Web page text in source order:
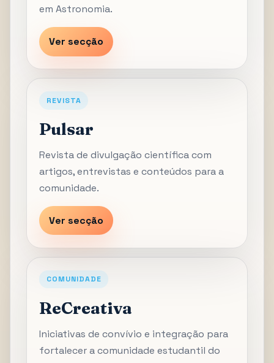
em Astronomia.
Ver secção
REVISTA
Pulsar
Revista de divulgação científica com
artigos, entrevistas e conteúdos para a
comunidade.
Ver secção
COMUNIDADE
ReCreativa
Iniciativas de convívio e integração para
fortalecer a comunidade estudantil do